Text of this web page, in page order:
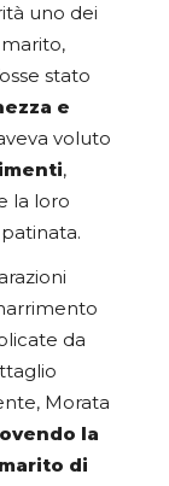
uno dei
stato
e
voluto
,
la loro
da
Morata
la
di